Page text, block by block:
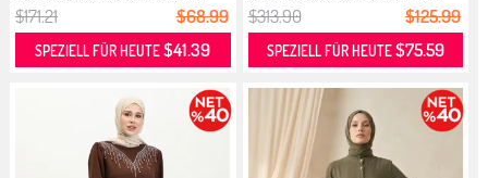
$171.21 $68.99
SPEZIELL FÜR HEUTE$41.39
$313.90 $125.99
SPEZIELL FÜR HEUTE$75.59